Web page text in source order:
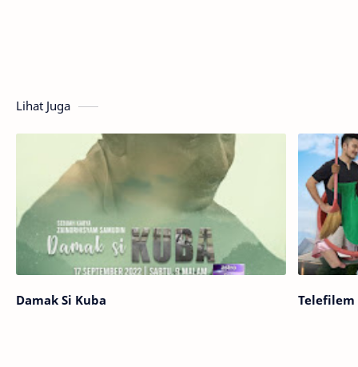
Lihat Juga
Damak Si Kuba Telefilem